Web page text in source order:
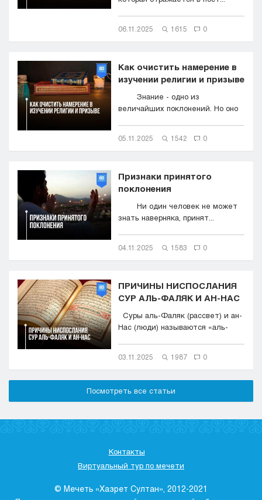
06.11.2025 1615 0
Как очистить намерение в
изучении религии и призыве
Знание - одно из
величайших поклонений. Но оно
05.11.2025 1542 0
Признаки принятого
поклонения
Ни один человек не может
знать наверняка, принят...
04.11.2025 1583 0
ПРИЧИНЫ НИСПОСЛАНИЯ
СУР АЛЬ-ФАЛЯК И АН-НАС
Суры аль-Фаляк (рассвет) и ан-
Нас (люди) называются «аль-
03.11.2025 1987 0
Посмотреть все статьи
Контакты
Виртуальный тур по мечети
© Мечеть «Хазрет Султан», 2012-2021